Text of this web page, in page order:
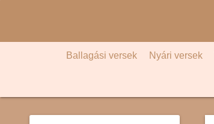
c
Ballagási versek Nyári versek